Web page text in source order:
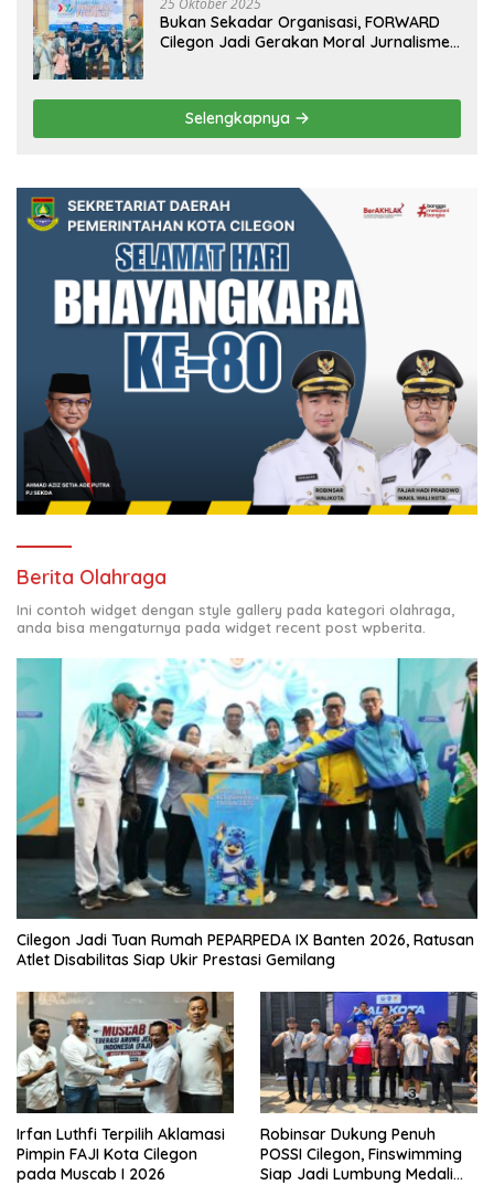
25 Oktober 2025
Bukan Sekadar Organisasi, FORWARD
Cilegon Jadi Gerakan Moral Jurnalisme
Selengkapnya
Berita Olahraga
Ini contoh widget dengan style gallery pada kategori olahraga,
anda bisa mengaturnya pada widget recent post wpberita.
Cilegon Jadi Tuan Rumah PEPARPEDA IX Banten 2026, Ratusan
Atlet Disabilitas Siap Ukir Prestasi Gemilang
Irfan Luthfi Terpilih Aklamasi
Pimpin FAJI Kota Cilegon
pada Muscab I 2026
Robinsar Dukung Penuh
POSSI Cilegon, Finswimming
Siap Jadi Lumbung Medali